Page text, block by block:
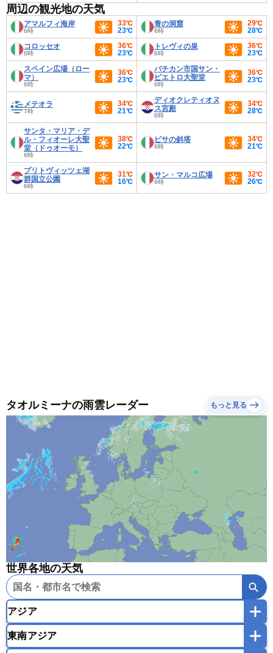
周辺の観光地の天気
アマルフィ海岸
6時
33℃
23℃
青の洞窟
6時
29℃
28℃
コロッセオ
6時
36℃
23℃
トレヴィの泉
6時
36℃
23℃
スペイン広場（ロー
マ）
6時
36℃
23℃
バチカン市国サン・
ピエトロ大聖堂
6時
36℃
23℃
メテオラ
7時
34℃
21℃
ディオクレティオヌ
ス宮殿
6時
34℃
28℃
サンタ・マリア・デ
ル・フィオーレ大聖
堂（ドゥオーモ）
6時
38℃
22℃
ピサの斜塔
6時
34℃
21℃
プリトヴィッツェ湖
群国立公園
6時
31℃
16℃
サン・マルコ広場
6時
32℃
26℃
タオルミーナの雨雲レーダー もっと見る
世界各地の天気
アジア
韓国
東南アジア